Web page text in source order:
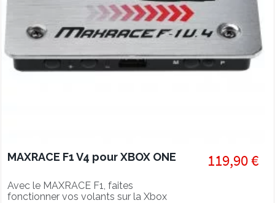
MAXRACE F1 V4 pour XBOX ONE
Avec le MAXRACE F1, faites
fonctionner vos volants sur la Xbox
119,90 €